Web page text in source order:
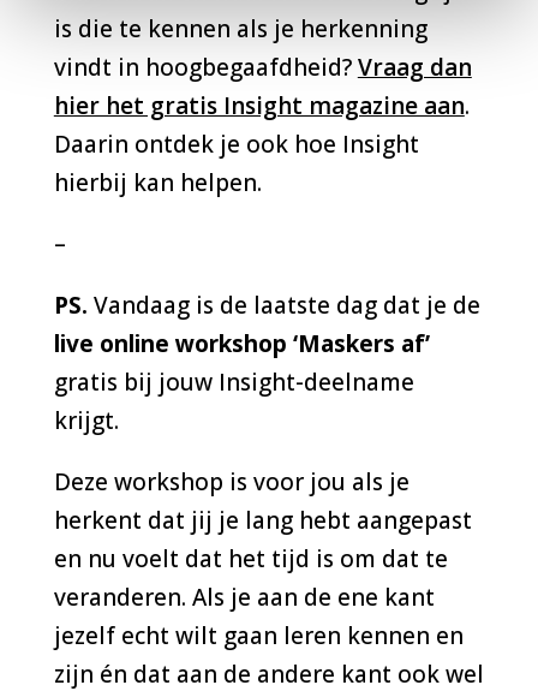
is die te kennen als je herkenning
vindt in hoogbegaafdheid?Vraag dan
hier het gratis Insight magazine aan.
Daarin ontdek je ook hoe Insight
hierbij kan helpen.
–
PS. Vandaag is de laatste dag dat je de
live online workshop ‘Maskers af’
gratis bij jouw Insight-deelname
krijgt.
Deze workshop is voor jou als je
herkent dat jij je lang hebt aangepast
en nu voelt dat het tijd is om dat te
veranderen. Als je aan de ene kant
jezelf echt wilt gaan leren kennen en
zijn én dat aan de andere kant ook wel